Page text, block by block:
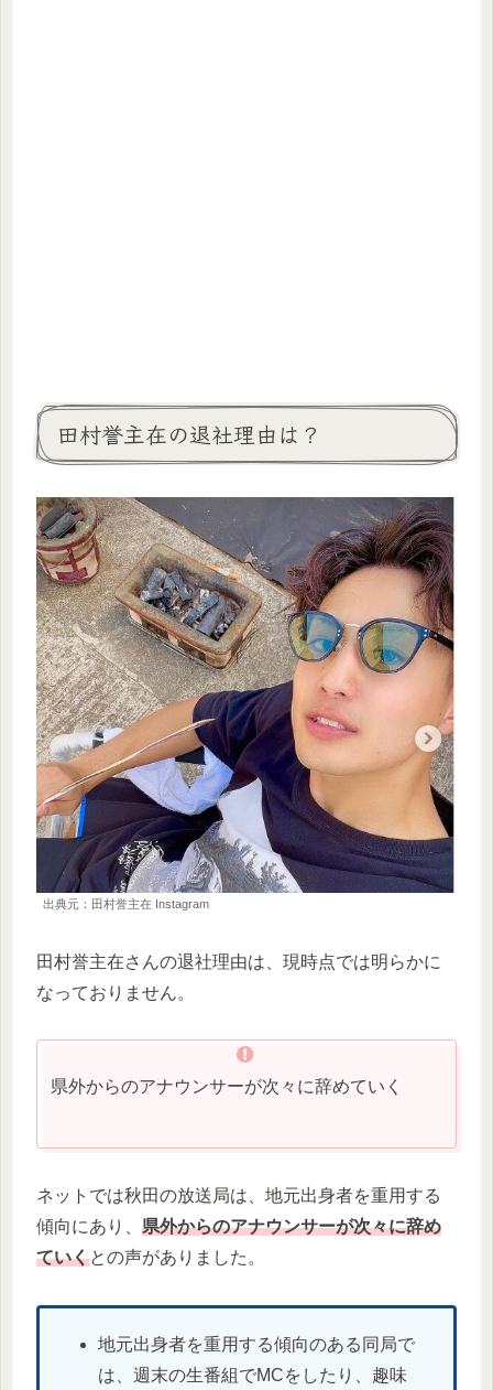
田村誉主在の退社理由は？
出典元：田村誉主在 Instagram
田村誉主在さんの退社理由は、現時点では明らかに
なっておりません。
県外からのアナウンサーが次々に辞めていく
ネットでは秋田の放送局は、地元出身者を重用する
傾向にあり、 県外からのアナウンサーが次々に辞め
ていくとの声がありました。
地元出身者を重用する傾向のある同局で
は、週末の生番組でMCをしたり、趣味